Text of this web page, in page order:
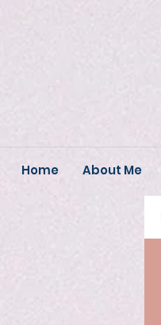
Home About Me